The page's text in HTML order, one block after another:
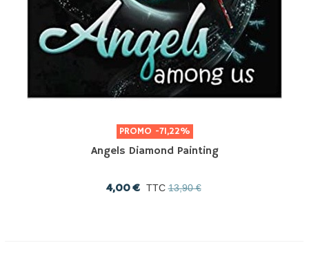
PROMO -71,22%
Angels Diamond Painting
4,00 € TTC 13,90 €